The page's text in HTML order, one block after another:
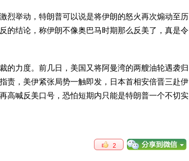
烈举动，特朗普可以说是将伊朗的怒火再次煽动至历
的结论，称伊朗不像奥巴马时期那么反美了，真是令
的力度。前几日，美国又将阿曼湾的两艘油轮遇袭归
责，美伊紧张局势一触即发，日本首相安倍晋三赴伊
高喊反美口号，恐怕短期内只能是特朗普一个不切实
2